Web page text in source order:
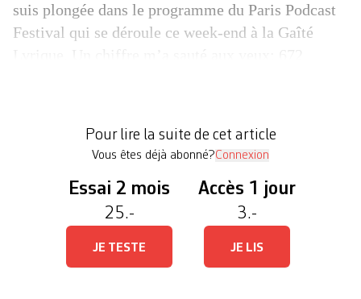
suis plongée dans le programme du Paris Podcast
Festival qui se déroule ce week-end à la Gaîté
d’orfèvre pour […]
Pour lire la suite de cet article
Vous êtes déjà abonné?Connexion
Essai 2 mois
25.-
JE TESTE
Accès 1 jour
3.-
JE LIS